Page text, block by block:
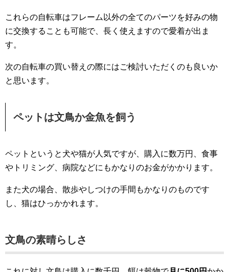
これらの自転車はフレーム以外の全てのパーツを好みの物
に交換することも可能で、長く使えますので愛着が出ま
す。
次の自転車の買い替えの際にはご検討いただくのも良いか
と思います。
ペットは文鳥か金魚を飼う
ペットというと犬や猫が人気ですが、購入に数万円、食事
やトリミング、病院などにもかなりのお金がかかります。
また犬の場合、散歩やしつけの手間もかなりのものです
し、猫はひっかかれます。
文鳥の素晴らしさ